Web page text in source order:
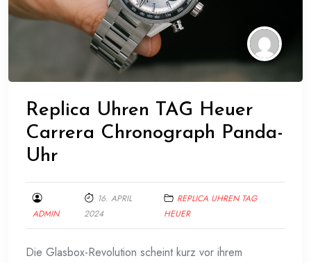
Replica Uhren TAG Heuer
Carrera Chronograph Panda-
Uhr
ADMIN
16. APRIL
2024
REPLICA UHREN TAG
HEUER
Die Glasbox-Revolution scheint kurz vor ihrem